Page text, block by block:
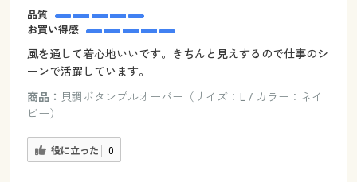
品質
お買い得感
風を通して着心地いいです。きちんと見えするので仕事のシ
ーンで活躍しています。
商品： 貝調ボタンプルオーバー（サイズ：L / カラー：ネイ
ビー）
役に立った 0